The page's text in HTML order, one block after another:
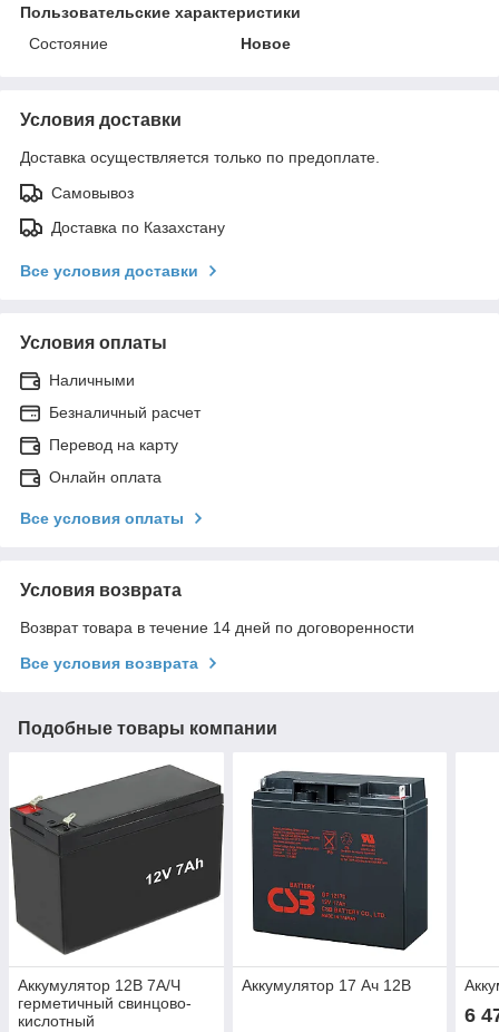
Пользовательские характеристики
Состояние
Новое
Условия доставки
Доставка осуществляется только по предоплате.
Самовывоз
Доставка по Казахстану
Все условия доставки
Условия оплаты
Наличными
Безналичный расчет
Перевод на карту
Онлайн оплата
Все условия оплаты
Условия возврата
Возврат товара в течение 14 дней по договоренности
Все условия возврата
Подобные товары компании
Аккумулятор 12В 7А/Ч
герметичный свинцово-
кислотный
Аккумулятор 17 Ач 12В
6